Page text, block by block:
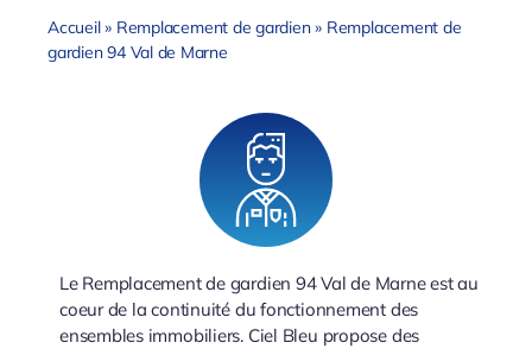
Accueil» Remplacement de gardien» Remplacement de
gardien 94 Val de Marne
Le Remplacement de gardien 94 Val de Marne est au
coeur de la continuité du fonctionnement des
ensembles immobiliers. Ciel Bleu propose des